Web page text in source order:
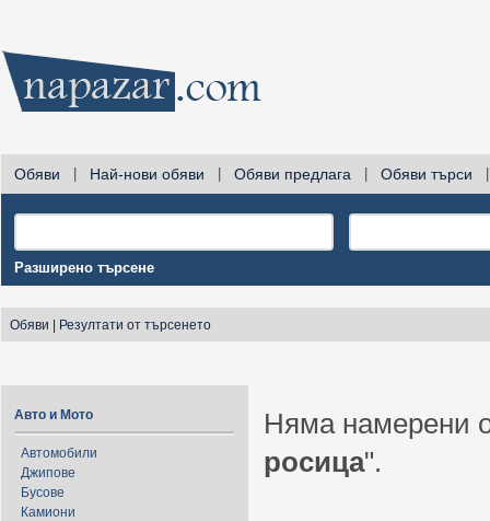
Обяви Най-нови обяви Обяви предлага Обяви търси
Разширено търсене
Обяви Резултати от търсенето
Авто и Мото
Автомобили
Джипове
Бусове
Камиони
Няма намерени
росица".